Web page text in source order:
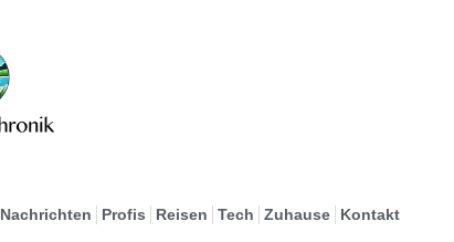
Nachrichten Profis Reisen Tech Zuhause Kontakt